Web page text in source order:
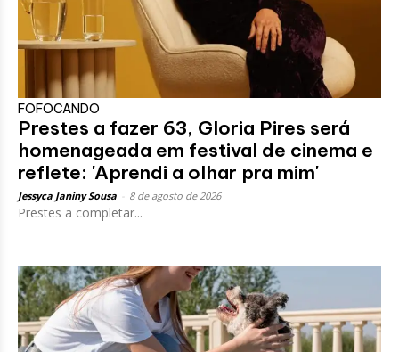
FOFOCANDO
Prestes a fazer 63, Gloria Pires será
homenageada em festival de cinema e
reflete: 'Aprendi a olhar pra mim'
Jessyca Janiny Sousa 8 de agosto de 2026
Prestes a completar...